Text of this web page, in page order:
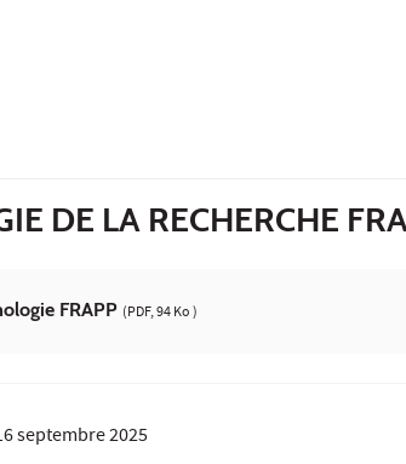
DE LA RECHERCHE
FRAPP (PDF, 94 Ko )
septembre 2025